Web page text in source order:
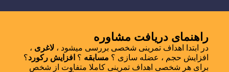
راهنمای دریافت مشاوره
در ابتدا اهداف تمرینی شخصی بررسی میشود ، لاغری ،
افزایش حجم ، عضله سازی ؟ مسابقه ؟ افزایش رکورد؟
برای هر شخصی اهداف تمرینی کاملا متفاوت از شخص